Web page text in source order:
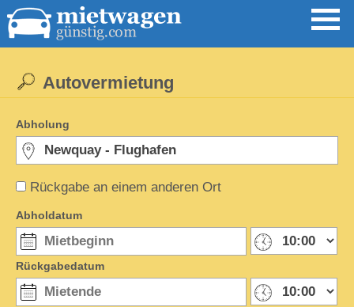
Rückgabe an einem anderen Ort
Autovermietung
Abholung
Abholdatum
Rückgabedatum